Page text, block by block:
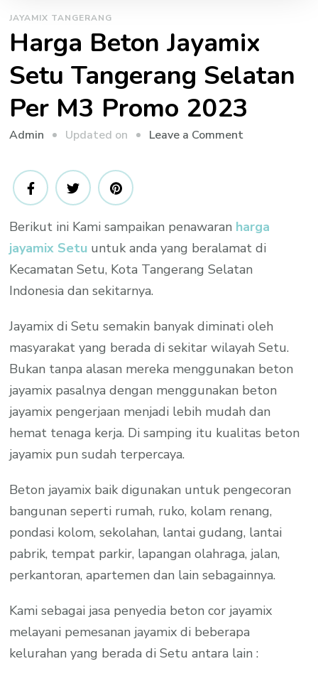
JAYAMIX TANGERANG
Harga Beton Jayamix
Setu Tangerang Selatan
Per M3 Promo 2023
Admin Updated on Leave a Commenton
Tangerang
Selatan
Per
2023
Berikut ini Kami sampaikan penawaran harga
jayamix Setu untuk anda yang beralamat di
Kecamatan Setu, Kota Tangerang Selatan
Indonesia dan sekitarnya.
Jayamix di Setu semakin banyak diminati oleh
masyarakat yang berada di sekitar wilayah Setu.
Bukan tanpa alasan mereka menggunakan beton
jayamix pasalnya dengan menggunakan beton
jayamix pengerjaan menjadi lebih mudah dan
hemat tenaga kerja. Di samping itu kualitas beton
jayamix pun sudah terpercaya.
Beton jayamix baik digunakan untuk pengecoran
bangunan seperti rumah, ruko, kolam renang,
pondasi kolom, sekolahan, lantai gudang, lantai
pabrik, tempat parkir, lapangan olahraga, jalan,
perkantoran, apartemen dan lain sebagainnya.
Kami sebagai jasa penyedia beton cor jayamix
melayani pemesanan jayamix di beberapa
kelurahan yang berada di Setu antara lain :